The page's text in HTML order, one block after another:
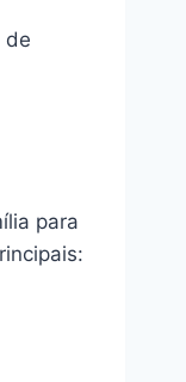
de
para